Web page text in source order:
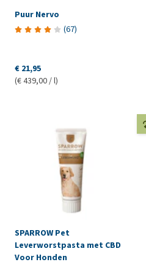
Puur Nervo
(67)
€ 21,95
(€ 439,00 / l)
SPARROW Pet
Leverworstpasta met CBD
Voor Honden